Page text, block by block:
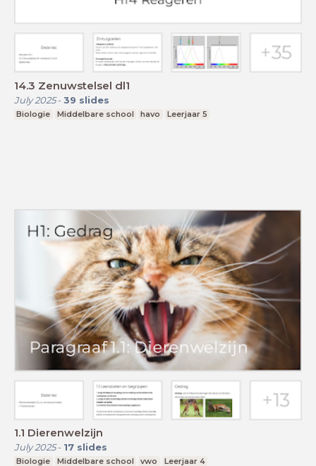
14.3 Zenuwstelsel dl1
July 2025- 39 slides
Biologie Middelbare school havo Leerjaar 5
1.1 Dierenwelzijn
July 2025- 17 slides
Biologie Middelbare school vwo Leerjaar 4